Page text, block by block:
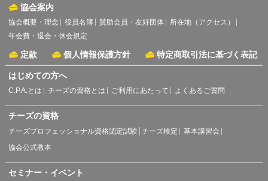
協会案内
協会概要・理念 役員名簿 賛助会員・友好団体
所在地（アクセス）
年会費・退会・休会規定
定款 個人情報保護方針 特定商取引法に基づく表記
はじめての方へ
C.P.A.とは チーズの資格とは ご利用にあたって よくあるご質問
チーズの資格
チーズプロフェッショナル資格認定試験 チーズ検定
基本講習会
協会公式教本
セミナー・イベント